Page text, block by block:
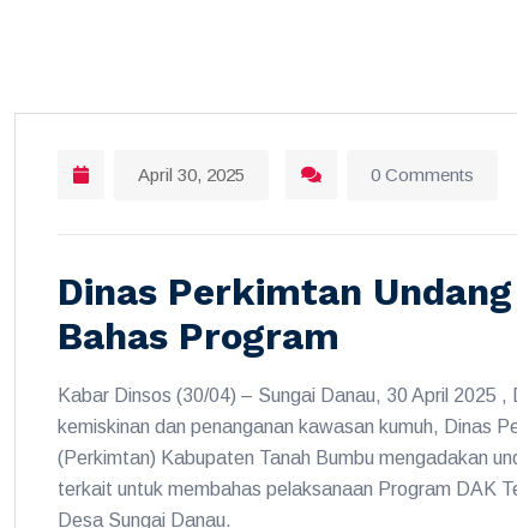
April 30, 2025 0 Comments
Dinas Perkimtan
Bahas Program
Kabar Dinsos (30/04) – Sungai Danau, 30 April 2025
kemiskinan dan penanganan kawasan kumuh, Dinas
(Perkimtan) Kabupaten Tanah Bumbu mengadakan
terkait untuk membahas pelaksanaan Program DAK
Desa Sungai Danau.